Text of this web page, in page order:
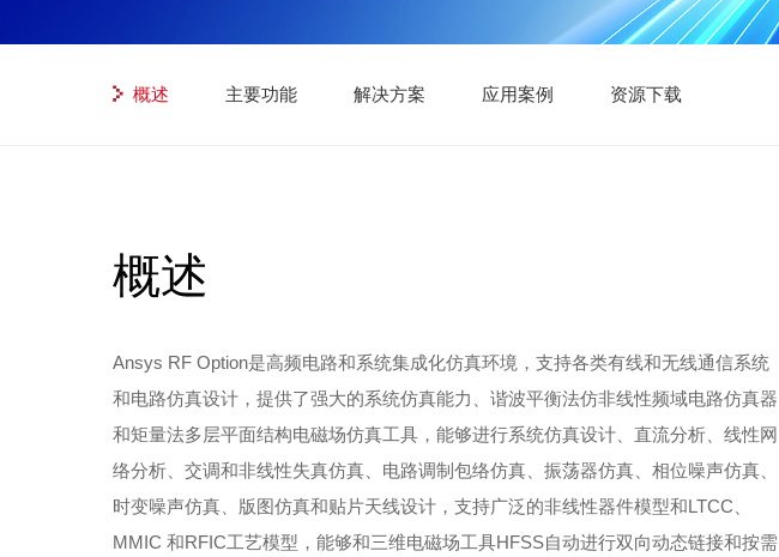
概述 主要功能 解决方案 应用案例 资源下载
概述
Ansys RF Option是高频电路和系统集成化仿真环境，支持各类有线和无线通信系统
和电路仿真设计，提供了强大的系统仿真能力、谐波平衡法仿非线性频域电路仿真器
和矩量法多层平面结构电磁场仿真工具，能够进行系统仿真设计、直流分析、线性网
络分析、交调和非线性失真仿真、电路调制包络仿真、振荡器仿真、相位噪声仿真、
时变噪声仿真、版图仿真和贴片天线设计，支持广泛的非线性器件模型和LTCC、
MMIC 和RFIC工艺模型，能够和三维电磁场工具HFSS自动进行双向动态链接和按需